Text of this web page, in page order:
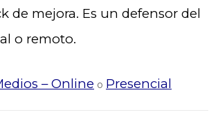
de mejora. Es un defensor del
o remoto.
– Online o Presencial